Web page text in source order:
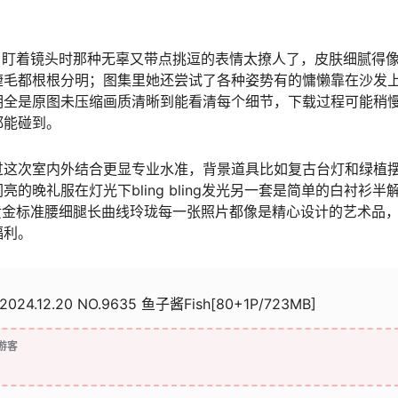
着镜头时那种无辜又带点挑逗的表情太撩人了，皮肤细腻得
都根根分明；图集里她还尝试了各种姿势有的慵懒靠在沙发
是原图未压缩画质清晰到能看清每个细节，下载过程可能稍
碰到。
次室内外结合更显专业水准，背景道具比如复古台灯和绿植
的晚礼服在灯光下bling bling发光另一套是简单的白衬衫半
标准腰细腿长曲线玲珑每一张照片都像是精心设计的艺术品
。
NO.9635 鱼子酱Fish[80+1P/723MB]
客